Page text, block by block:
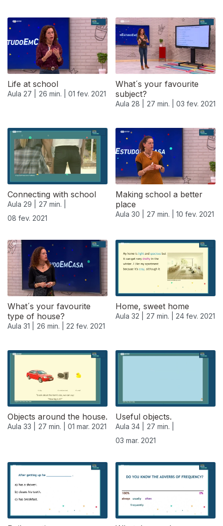
Life at school
Aula 27 | 26 min. | 01 fev. 2021
What´s your favourite
subject?
Aula 28 | 27 min. | 03 fev. 2021
Connecting with school
Aula 29 |
27 min. |
08 fev. 2021
Making school a better
place
Aula 30 | 27 min. | 10 fev. 2021
What´s your favourite
type of house?
Aula 31 | 26 min. | 22 fev. 2021
Home, sweet home
Aula 32 | 27 min. | 24 fev. 2021
Objects around the house.
Aula 33 | 27 min. | 01 mar. 2021
Useful objects.
Aula 34 |
27 min. |
03 mar. 2021
529555